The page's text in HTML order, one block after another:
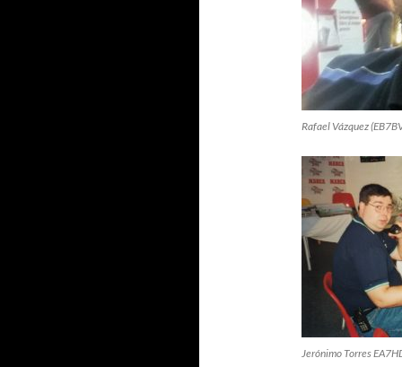
Rafael Vázquez
Jerónimo Torres